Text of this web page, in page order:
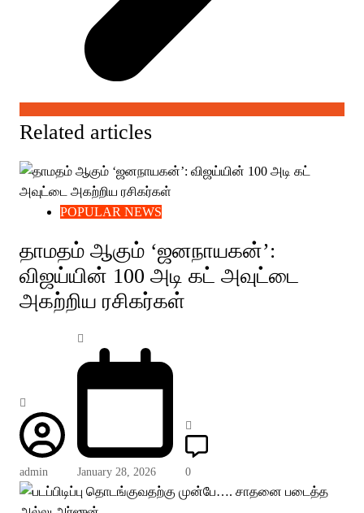
Related articles
POPULAR NEWS
தாமதம் ஆகும் ‘ஜனநாயகன்’:
விஜய்யின் 100 அடி கட் அவுட்டை
அகற்றிய ரசிகர்கள்
admin January 28, 2026 0